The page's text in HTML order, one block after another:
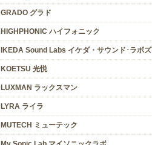
GRADO グラド
HIGHPHONIC ハイフォニック
IKEDA Sound Labs イケダ・サウンド･ラボズ
KOETSU 光悦
LUXMAN ラックスマン
LYRA ライラ
MUTECH ミューテック